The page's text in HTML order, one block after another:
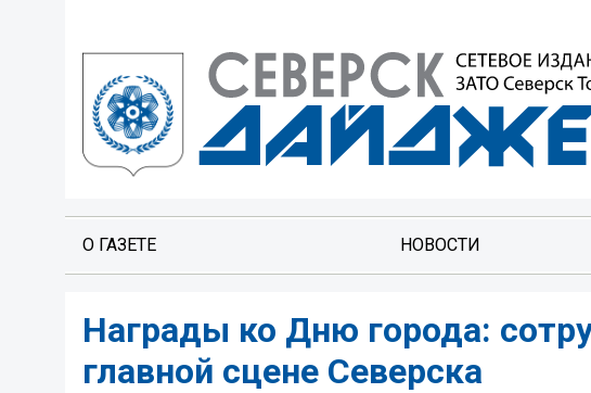
О ГАЗЕТЕ НОВОСТИ
Награды ко Дню города:
главной сцене Северска